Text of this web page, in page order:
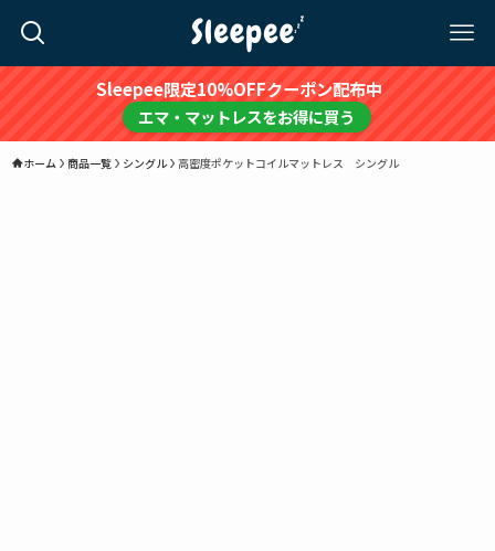
Sleepee限定10%OFFクーポン配布中
エマ・マットレスをお得に買う
ホーム 商品一覧 シングル 高密度ポケットコイルマットレス シングル